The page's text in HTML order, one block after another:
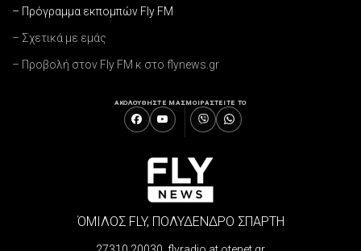
– Πρόγραμμα εκπομπών Fly FM
– Σχετικά με εμάς
– Προβολή στον Fly FM κ στο flynews.gr
ΑΚΟΛΟΥΘΗΣΤΕ ΜΑΣΜΟΙΡΑΣΤΕΙΤΕ ΤΟ
ΌΜΙΛΟΣ FLY, ΠΟΛΥΔΕΝΔΡΟ ΣΠΑΡΤΗ